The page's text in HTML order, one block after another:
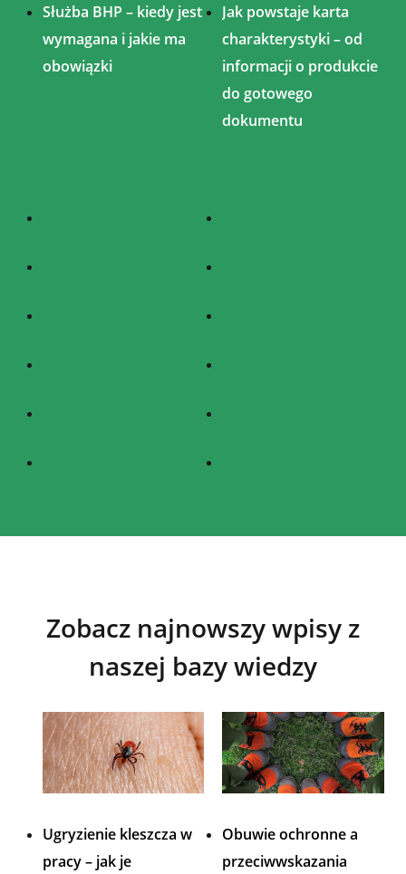
Służba BHP – kiedy jest
wymagana i jakie ma
obowiązki
Jak powstaje karta
charakterystyki – od
informacji o produkcie
do gotowego
dokumentu
Zobacz najnowszy wpisy z
naszej bazy wiedzy
Ugryzienie kleszcza w
pracy – jak je
Obuwie ochronne a
przeciwwskazania